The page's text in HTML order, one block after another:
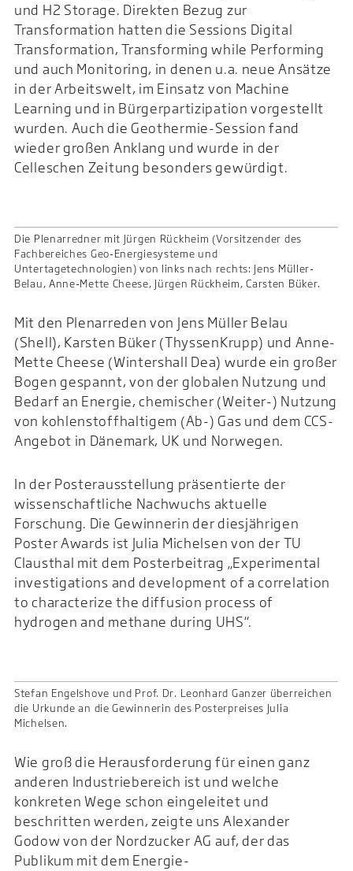
und H2 Storage. Direkten Bezug zur
Transformation hatten die Sessions Digital
Transformation, Transforming while Performing
und auch Monitoring, in denen u.a. neue Ansätze
in der Arbeitswelt, im Einsatz von Machine
Learning und in Bürgerpartizipation vorgestellt
wurden. Auch die Geothermie-Session fand
wieder großen Anklang und wurde in der
Celleschen Zeitung besonders gewürdigt.
Die Plenarredner mit Jürgen Rückheim (Vorsitzender des
Fachbereiches Geo-Energiesysteme und
Untertagetechnologien) von links nach rechts: Jens Müller-
Belau, Anne-Mette Cheese, Jürgen Rückheim, Carsten Büker.
Mit den Plenarreden von Jens Müller Belau
(Shell), Karsten Büker (ThyssenKrupp) und Anne-
Mette Cheese (Wintershall Dea) wurde ein großer
Bogen gespannt, von der globalen Nutzung und
Bedarf an Energie, chemischer (Weiter-) Nutzung
von kohlenstoffhaltigem (Ab-) Gas und dem CCS-
Angebot in Dänemark, UK und Norwegen.
In der Posterausstellung präsentierte der
wissenschaftliche Nachwuchs aktuelle
Forschung. Die Gewinnerin der diesjährigen
Poster Awards ist Julia Michelsen von der TU
Clausthal mit dem Posterbeitrag „Experimental
investigations and development of a correlation
to characterize the diffusion process of
hydrogen and methane during UHS“.
Stefan Engelshove und Prof. Dr. Leonhard Ganzer überreichen
die Urkunde an die Gewinnerin des Posterpreises Julia
Michelsen.
Wie groß die Herausforderung für einen ganz
anderen Industriebereich ist und welche
konkreten Wege schon eingeleitet und
beschritten werden, zeigte uns Alexander
Godow von der Nordzucker AG auf, der das
Publikum mit dem Energie-